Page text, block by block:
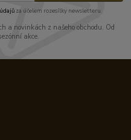
za účelem rozesílky newsletteru.
a novinkách z našeho obchodu. Od
akce.